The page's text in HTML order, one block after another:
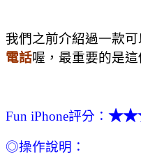
我們之前介紹過一款
電話喔，最重要的是
Fun iPhone評分：
◎操作說明：